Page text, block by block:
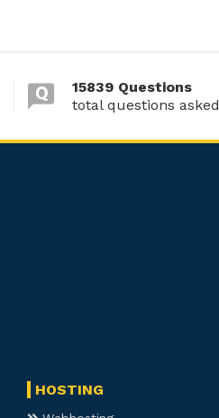
15839 Questions
total questions asked
HOSTING